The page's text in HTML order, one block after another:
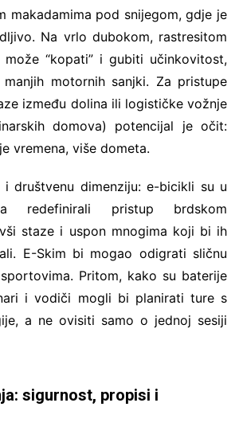
makadamima pod snijegom, gdje je
Na vrlo dubokom, rastresitom
može “kopati” i gubiti učinkovitost,
motornih sanjki. Za pristupe
između dolina ili logističke vožnje
domova) potencijal je očit:
vremena, više dometa.
i društvenu dimenziju: e-bicikli su u
redefinirali pristup brdskom
staze i uspon mnogima koji bi ih
E-Skim bi mogao odigrati sličnu
Pritom, kako su baterije
i vodiči mogli bi planirati ture s
a ne ovisiti samo o jednoj sesiji
sigurnost, propisi i